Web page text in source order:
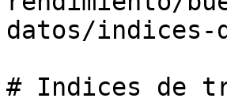
datos/indices-
# Indices de